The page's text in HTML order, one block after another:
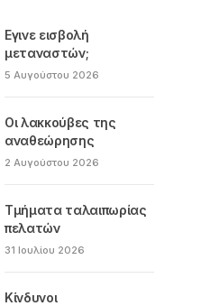
Εγινε εισβολή
μεταναστών;
5 Αυγούστου 2026
Οι λακκούβες της
αναθεώρησης
2 Αυγούστου 2026
Τμήματα ταλαιπωρίας
πελατών
31 Ιουλίου 2026
Κίνδυνοι